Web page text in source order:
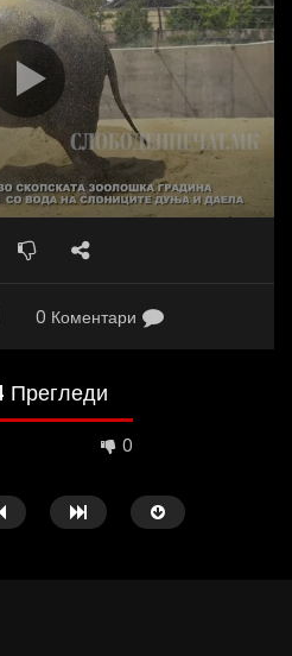
0 Коментари
Прегледи
0